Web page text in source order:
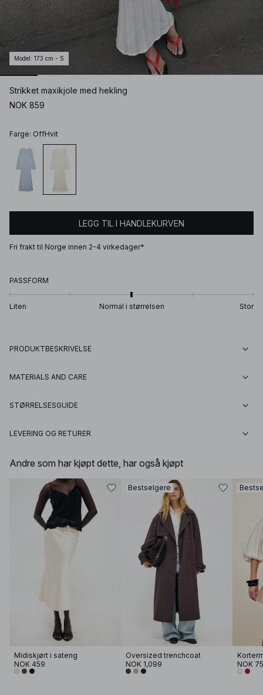
Model : 173 cm - S
Strikket maxikjole med hekling
NOK 859
Farge: OffHvit
LEGG TIL I HANDLEKURVEN
Fri frakt til Norge innen 2-4 virkedager*
PASSFORM
Liten Normal i størrelsen Stor
PRODUKTBESKRIVELSE
MATERIALS AND CARE
STØRRELSESGUIDE
LEVERING OG RETURER
Andre som har kjøpt dette, har også kjøpt
Midiskjørt i sateng
NOK 459
Bestselgere
Oversized trenchcoat
NOK 1,099
NOK